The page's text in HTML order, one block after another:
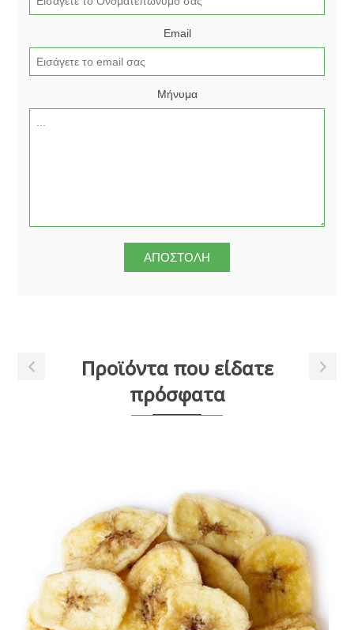
Email
Μήνυμα
Προϊόντα που είδατε
πρόσφατα